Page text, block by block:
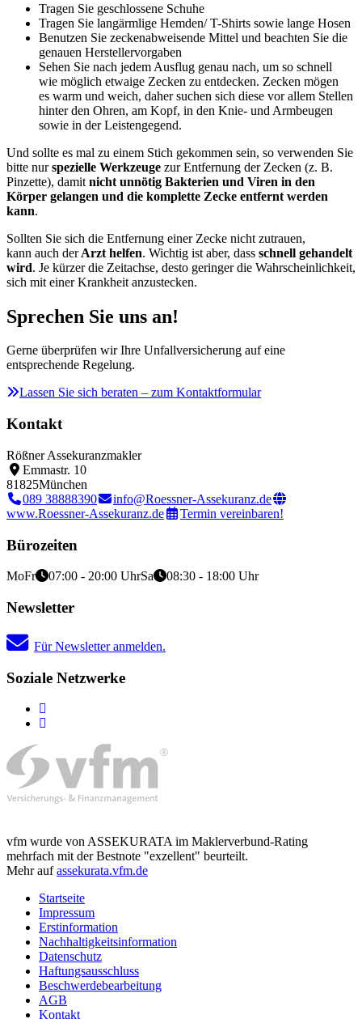
Tragen Sie geschlossene Schuhe
Tragen Sie langärmlige Hemden/ T-Shirts sowie lange Hosen
Benutzen Sie zeckenabweisende Mittel und beachten Sie die
genauen Herstellervorgaben
Sehen Sie nach jedem Ausflug genau nach, um so schnell
wie möglich etwaige Zecken zu entdecken. Zecken mögen
es warm und weich, daher suchen sich diese vor allem Stellen
hinter den Ohren, am Kopf, in den Knie- und Armbeugen
sowie in der Leistengegend.
Und sollte es mal zu einem Stich gekommen sein, so verwenden Sie
bitte nurspezielle Werkzeuge zur Entfernung der Zecken (z. B.
Pinzette), damit nicht unnötig Bakterien und Viren in den
Körper gelangen und die komplette Zecke entfernt werden
kann.
Sollten Sie sich die Entfernung einer Zecke nicht zutrauen,
kann auch derArzt helfen. Wichtig ist aber, dass schnell gehandelt
wird. Je kürzer die Zeitachse, desto geringer die Wahrscheinlichkeit,
sich mit einer Krankheit anzustecken.
Sprechen Sie uns an!
Gerne überprüfen wir Ihre Unfallversicherung auf eine
entsprechende Regelung.
Lassen Sie sich beraten – zum Kontaktformular
Kontakt
Rößner Assekuranzmakler
Emmastr. 10
81825München
089 38888390
info@Roessner-Assekuranz.de
www.Roessner-Assekuranz.de
Termin vereinbaren!
Bürozeiten
MoFr 07:00 - 20:00 UhrSa 08:30 - 18:00 Uhr
Newsletter
Für Newsletter anmelden.
Soziale Netzwerke
vfm wurde von ASSEKURATA im Maklerverbund-Rating
mehrfach mit der Bestnote "exzellent" beurteilt.
Mehr aufassekurata.vfm.de
Startseite
Impressum
Erstinformation
Nachhaltigkeitsinformation
Datenschutz
Haftungsausschluss
Beschwerdebearbeitung
AGB
Kontakt